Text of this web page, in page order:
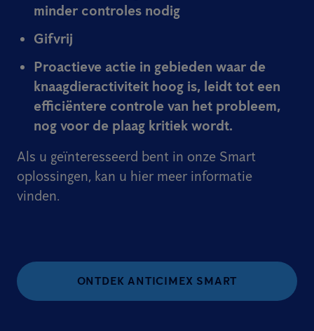
minder controles nodig
Gifvrij
Proactieve actie in gebieden waar de
knaagdieractiviteit hoog is, leidt tot een
efficiëntere controle van het probleem,
nog voor de plaag kritiek wordt.
Als u geïnteresseerd bent in onze Smart
oplossingen, kan u hier meer informatie
vinden.
ONTDEK ANTICIMEX SMART